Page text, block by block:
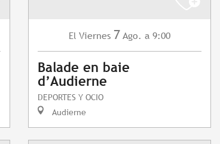
El Viernes 7 Ago. a 9:00
Balade en baie
d’Audierne
DEPORTES Y OCIO
Audierne